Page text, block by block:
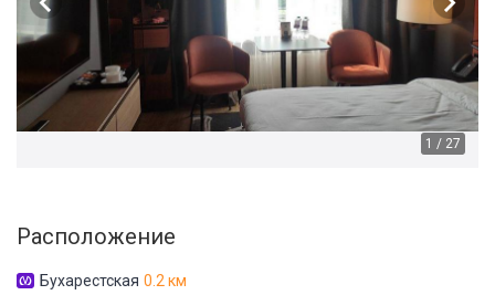
1 / 27
Расположение
Бухарестская 0.2 км